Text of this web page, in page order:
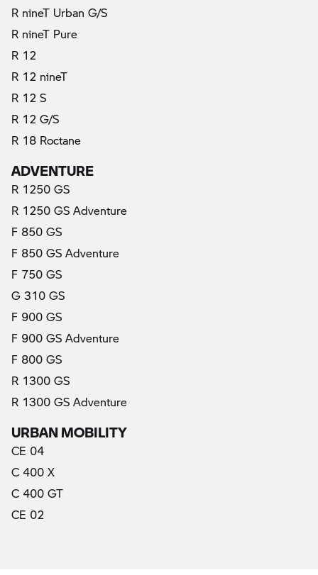
R nineT Urban G/S
R nineT Pure
R 12
R 12 nineT
R 12 S
R 12 G/S
R 18 Roctane
ADVENTURE
R 1250 GS
R 1250 GS Adventure
F 850 GS
F 850 GS Adventure
F 750 GS
G 310 GS
F 900 GS
F 900 GS Adventure
F 800 GS
R 1300 GS
R 1300 GS Adventure
URBAN MOBILITY
CE 04
C 400 X
C 400 GT
CE 02